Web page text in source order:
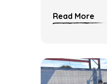
Read More